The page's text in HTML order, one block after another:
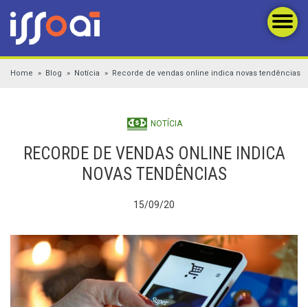
Home Blog Notícia Recorde de vendas online indica novas tendências
NOTÍCIA
RECORDE DE VENDAS ONLINE INDICA
NOVAS TENDÊNCIAS
15/09/20